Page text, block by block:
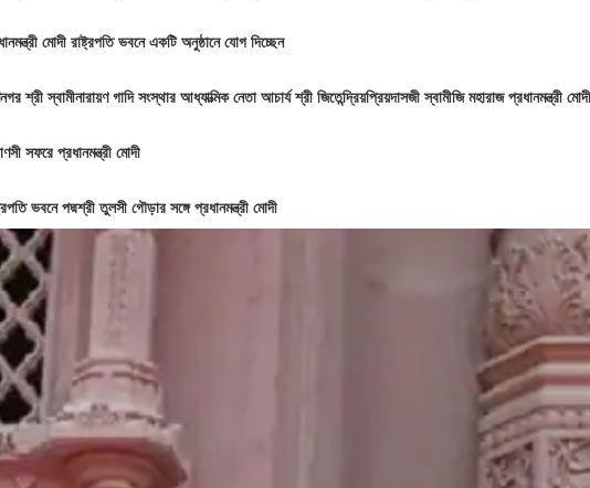
মোদী রাষ্ট্রপতি ভবনে একটি অনুষ্ঠানে যোগ দিচ্ছেন
শ্রী স্বামীনারায়ণ গাদি সংস্থার আধ্যাত্মিক নেতা আচার্য শ্রী জিতেন্দ্রিয়প্রিয়দাসজী স্বামীজি মহারাজ প্রধানমন্ত্রী
সফরে প্রধানমন্ত্রী মোদী
ভবনে পদ্মশ্রী তুলসী গৌড়ার সঙ্গে প্রধানমন্ত্রী মোদী